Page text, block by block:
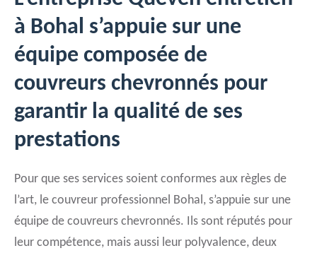
à Bohal s’appuie sur une
équipe composée de
couvreurs chevronnés pour
garantir la qualité de ses
prestations
Pour que ses services soient conformes aux règles de
l’art, le couvreur professionnel Bohal, s’appuie sur une
équipe de couvreurs chevronnés. Ils sont réputés pour
leur compétence, mais aussi leur polyvalence, deux